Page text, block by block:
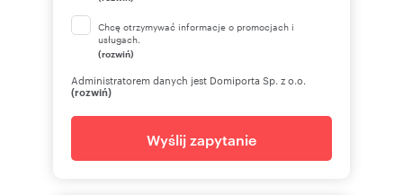
Chcę otrzymywać informacje o promocjach i
usługach.
(rozwiń)
Administratorem danych jest Domiporta Sp. z o.o.
(rozwiń)
Wyślij zapytanie